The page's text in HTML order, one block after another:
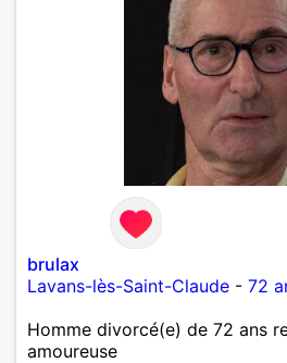
brulax
Lavans-lès-Saint-Claude - 72
Homme divorcé(e) de 72 ans
amoureuse